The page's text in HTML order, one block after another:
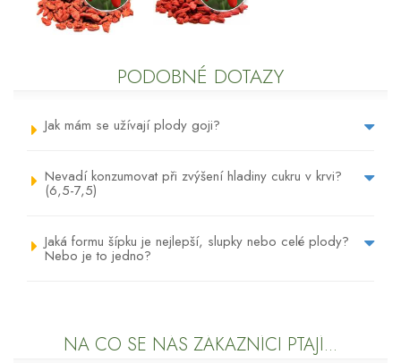
PODOBNÉ DOTAZY
Jak mám se užívají plody goji?
Nevadí konzumovat při zvýšení hladiny cukru v krvi?
(6,5-7,5)
Jaká formu šípku je nejlepší, slupky nebo celé plody?
Nebo je to jedno?
NA CO SE NÁS ZÁKAZNÍCI PTAJÍ...